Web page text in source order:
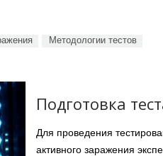
Методологии тестов
Подготовка
Для проведения
активного заражения